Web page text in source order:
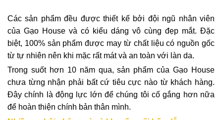
Các sản phẩm đều được thiết kế bởi đội ngũ nhân viên
của Gạo House và có kiểu dáng vô cùng đẹp mắt. Đặc
biệt, 100% sản phẩm được may từ chất liệu có nguồn gốc
từ tự nhiên nên khi mặc rất mát và an toàn với làn da.
Trong suốt hơn 10 năm qua, sản phẩm của Gạo House
chưa từng nhận phải bất cứ tiêu cực nào từ khách hàng.
Đây chính là động lực lớn để chúng tôi cố gắng hơn nữa
để hoàn thiện chính bản thân mình.